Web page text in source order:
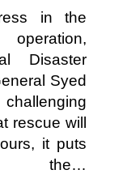
in the
Disaster
Syed
rescue will
it puts
the…